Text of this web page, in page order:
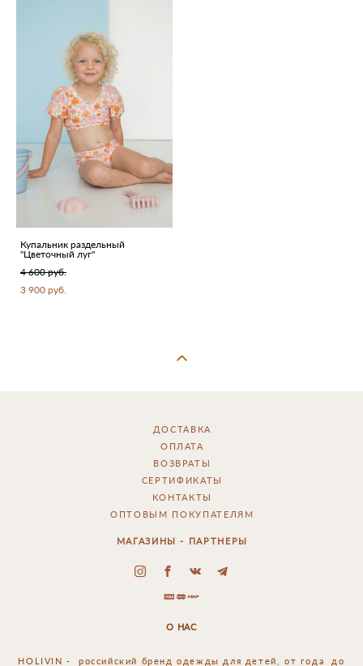
Купальник раздельный
"Цветочный луг"
4 600 pуб.
3 900 pуб.
ДОСТАВКА
ОПЛАТА
ВОЗВРАТЫ
СЕРТИФИКАТЫ
КОНТАКТЫ
ОПТОВЫМ ПОКУПАТЕЛЯМ
МАГАЗИНЫ - ПАРТНЕРЫ
О НАС
HOLIVIN - российский бренд одежды для детей, от года до